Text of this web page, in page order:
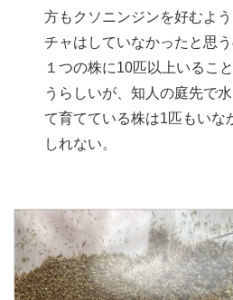
方もクソニンジンを好むよ
チャはしていなかったと思う
１つの株に10匹以上いるこ
うらしいが、知人の庭先で
て育てている株は1匹もいな
しれない。